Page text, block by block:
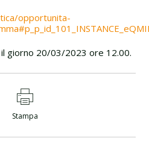
opportunita-
giorno 20/03/2023 ore 12.00.
Stampa